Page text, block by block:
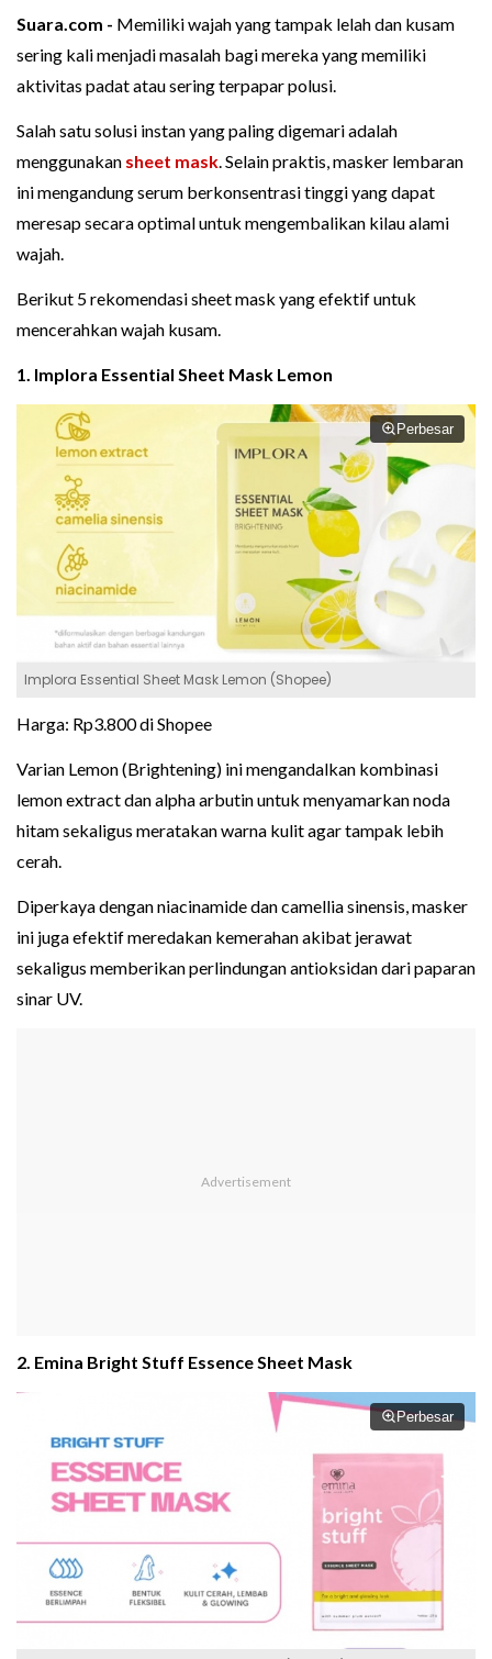
Suara.com - Memiliki wajah yang tampak lelah dan kusam
sering kali menjadi masalah bagi mereka yang memiliki
aktivitas padat atau sering terpapar polusi.
Salah satu solusi instan yang paling digemari adalah
menggunakan sheet mask. Selain praktis, masker lembaran
ini mengandung serum berkonsentrasi tinggi yang dapat
meresap secara optimal untuk mengembalikan kilau alami
wajah.
Berikut 5 rekomendasi sheet mask yang efektif untuk
mencerahkan wajah kusam.
1. Implora Essential Sheet Mask Lemon
Perbesar
Implora Essential Sheet Mask Lemon (Shopee)
Harga: Rp3.800 di Shopee
Varian Lemon (Brightening) ini mengandalkan kombinasi
lemon extract dan alpha arbutin untuk menyamarkan noda
hitam sekaligus meratakan warna kulit agar tampak lebih
cerah.
Diperkaya dengan niacinamide dan camellia sinensis, masker
ini juga efektif meredakan kemerahan akibat jerawat
sekaligus memberikan perlindungan antioksidan dari paparan
sinar UV.
2. Emina Bright Stuff Essence Sheet Mask
Perbesar